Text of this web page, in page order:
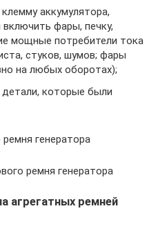
аккумулятора,
включить фары, печку,
мощные потребители тока
стуков, шумов; фары
на любых оборотах);
которые были
генератора
ремня генератора
агрегатных ремней